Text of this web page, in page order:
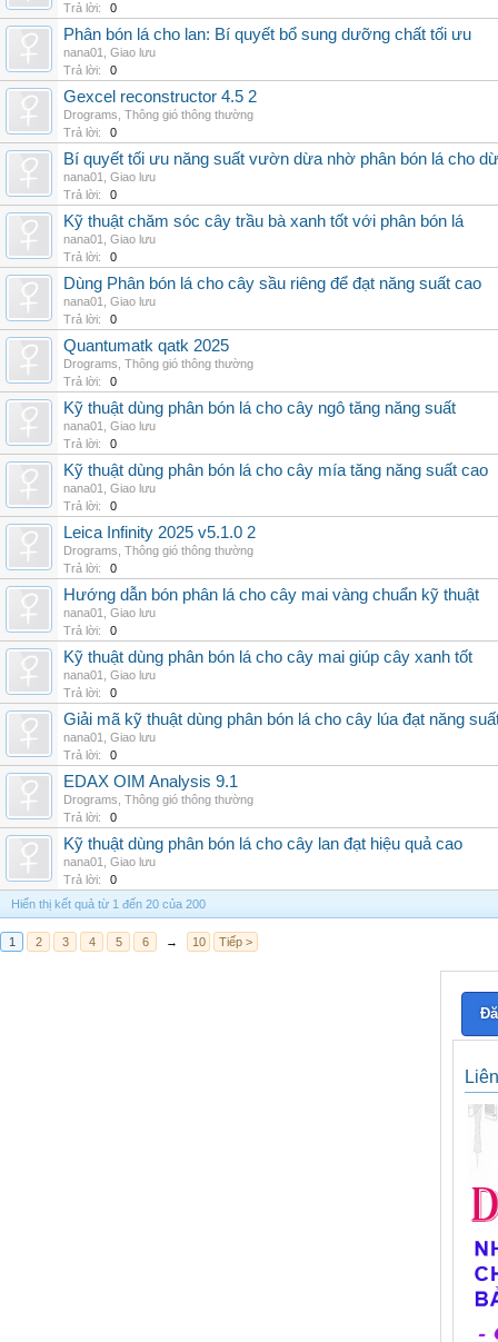
Trả lời:
0
Phân bón lá cho lan: Bí quyết bổ sung dưỡng chất tối ưu
nana01
Giao lưu
Trả lời:
0
Gexcel reconstructor 4.5 2
Drograms Thông gió thông thường
Trả lời:
0
Bí quyết tối ưu năng suất vườn dừa nhờ phân bón lá cho
nana01
Giao lưu
Trả lời:
0
Kỹ thuật chăm sóc cây trầu bà xanh tốt với phân bón lá
nana01
Giao lưu
Trả lời:
0
Dùng Phân bón lá cho cây sầu riêng để đạt năng suất cao
nana01
Giao lưu
Trả lời:
0
Quantumatk qatk 2025
Drograms Thông gió thông thường
Trả lời:
0
Kỹ thuật dùng phân bón lá cho cây ngô tăng năng suất
nana01
Giao lưu
Trả lời:
0
Kỹ thuật dùng phân bón lá cho cây mía tăng năng suất cao
nana01
Giao lưu
Trả lời:
0
Leica Infinity 2025 v5.1.0 2
Drograms Thông gió thông thường
Trả lời:
0
Hướng dẫn bón phân lá cho cây mai vàng chuẩn kỹ thuật
nana01
Giao lưu
Trả lời:
0
Kỹ thuật dùng phân bón lá cho cây mai giúp cây xanh tốt
nana01
Giao lưu
Trả lời:
0
Giải mã kỹ thuật dùng phân bón lá cho cây lúa đạt năng
nana01
Giao lưu
Trả lời:
0
EDAX OIM Analysis 9.1
Drograms Thông gió thông thường
Trả lời:
0
Kỹ thuật dùng phân bón lá cho cây lan đạt hiệu quả cao
nana01
Giao lưu
Trả lời:
0
Hiển thị kết quả từ 1 đến 20 của 200
1 2 3 4 5 6 → 10 Tiếp >